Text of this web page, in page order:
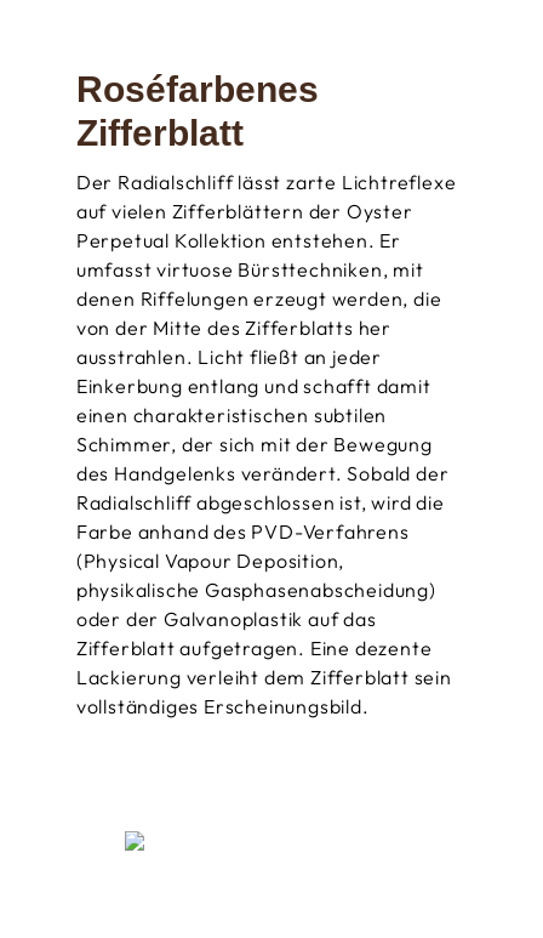
Roséfarbenes
Zifferblatt
Der Radialschliff lässt zarte Lichtreflexe
auf vielen Zifferblättern der Oyster
Perpetual Kollektion entstehen. Er
umfasst virtuose Bürsttechniken, mit
denen Riffelungen erzeugt werden, die
von der Mitte des Zifferblatts her
ausstrahlen. Licht fließt an jeder
Einkerbung entlang und schafft damit
einen charakteristischen subtilen
Schimmer, der sich mit der Bewegung
des Handgelenks verändert. Sobald der
Radialschliff abgeschlossen ist, wird die
Farbe anhand des PVD-Verfahrens
(Physical Vapour Deposition,
physikalische Gasphasen­abscheidung)
oder der Galvanoplastik auf das
Zifferblatt aufgetragen. Eine dezente
Lackierung verleiht dem Zifferblatt sein
vollständiges Erscheinungsbild.